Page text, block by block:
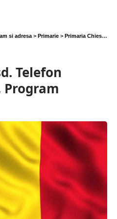
si adresa > Primarie > Primaria Chiesd. Telefon contact, Email, Program
Telefon